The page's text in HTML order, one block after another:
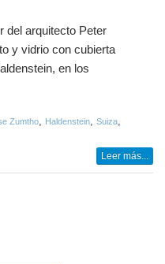
del arquitecto Peter
y vidrio con cubierta
en los
Zumtho, Haldenstein, Suiza,
Leer más...